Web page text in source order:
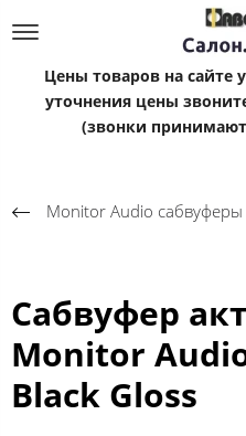
Цены товаров на сайте
уточнения цены
(звонки
Monitor Audio сабвуферы
Сабвуфер
Monitor
Black Gloss